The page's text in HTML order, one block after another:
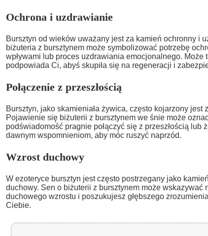
Ochrona i uzdrawianie
Bursztyn od wieków uważany jest za kamień ochronny i
biżuteria z bursztynem może symbolizować potrzebę
wpływami lub proces uzdrawiania emocjonalnego. Może
podpowiada Ci, abyś skupiła się na regeneracji i
Połączenie z przeszłością
Bursztyn, jako skamieniała żywica, często kojarzony jest
Pojawienie się biżuterii z bursztynem we śnie może
podświadomość pragnie połączyć się z przeszłością lub
dawnym wspomnieniom, aby móc ruszyć naprzód.
Wzrost duchowy
W ezoteryce bursztyn jest często postrzegany jako
duchowy. Sen o biżuterii z bursztynem może wskazywać
duchowego wzrostu i poszukujesz głębszego
Ciebie.